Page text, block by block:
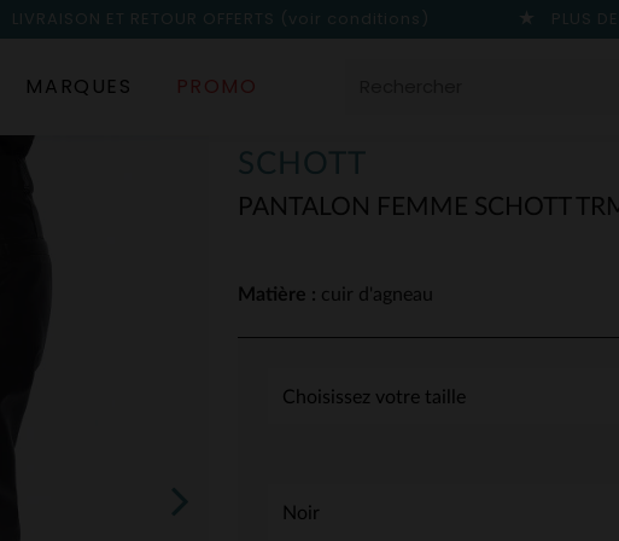
LIVRAISON ET RETOUR OFFERTS (voir conditions) PLUS
MARQUES PROMO
SCHOTT
PANTALON FEMME SCHOTT
Matière : cuir d'agneau